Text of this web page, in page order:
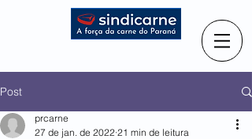
Post
prcarne
27 de jan. de 2022 21 min de leitura